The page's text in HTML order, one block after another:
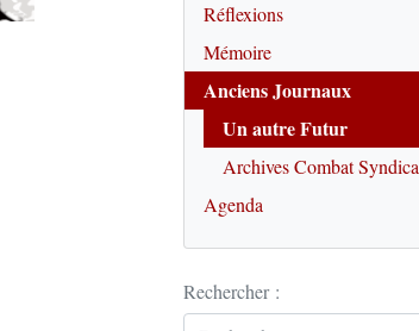
Réflexions
Mémoire
Anciens Journaux
Un autre Futur
Archives Combat
Agenda
Rechercher :